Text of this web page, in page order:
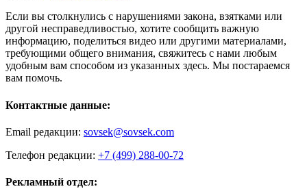
Если вы столкнулись с нарушениями закона, взятками или
другой несправедливостью, хотите сообщить важную
информацию, поделиться видео или другими материалами,
требующими общего внимания, свяжитесь с нами любым
удобным вам способом из указанных здесь. Мы постараемся
вам помочь.
Контактные данные:
Email редакции: sovsek@sovsek.com
Телефон редакции: +7 (499) 288-00-72
Рекламный отдел: